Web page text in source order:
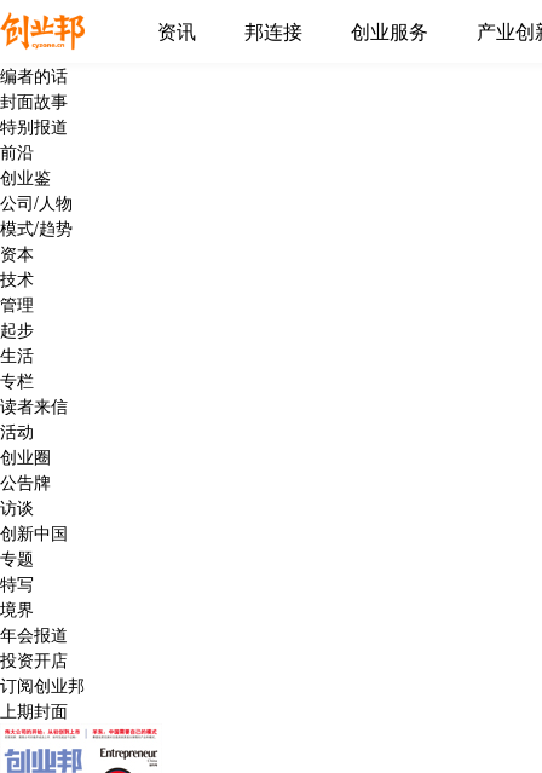
资讯 邦连接 创业服务 产业创
编者的话
封面故事
特别报道
前沿
创业鉴
公司/人物
模式/趋势
资本
技术
管理
起步
生活
专栏
读者来信
活动
创业圈
公告牌
访谈
创新中国
专题
特写
境界
年会报道
投资开店
订阅创业邦
上期封面